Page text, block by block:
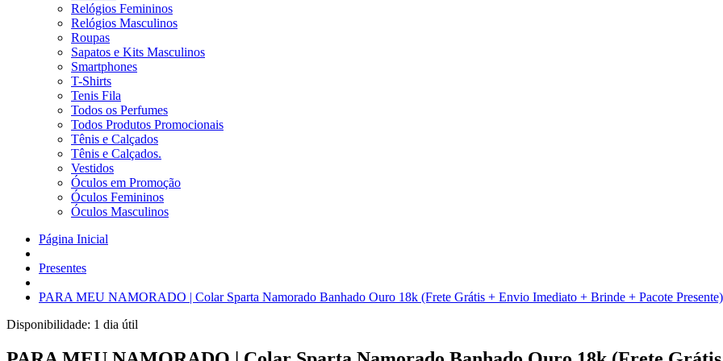
Relógios Femininos
Relógios Masculinos
Roupas
Sapatos e Kits Masculinos
Smartphones
T-Shirts
Tenis Fila
Todos os Perfumes
Todos Produtos Promocionais
Tênis e Calçados
Tênis e Calçados.
Vestidos
Óculos em Promoção
Óculos Femininos
Óculos Masculinos
Página Inicial
Presentes
PARA MEU NAMORADO | Colar Sparta Namorado Banhado Ouro 18k (Frete Grátis + Envio Imediato + Brinde + Pacote Presente)
Disponibilidade: 1 dia útil